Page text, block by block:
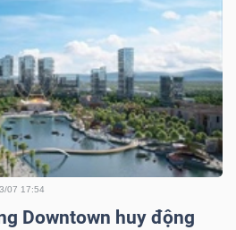
07 17:54
Downtown huy động